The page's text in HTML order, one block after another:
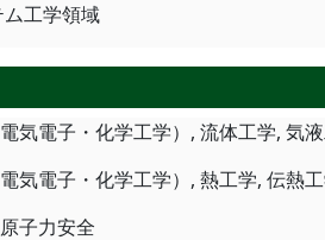
工学領域
気電子・化学工学）, 流体工学, 気
気電子・化学工学）, 熱工学, 伝熱
子力安全